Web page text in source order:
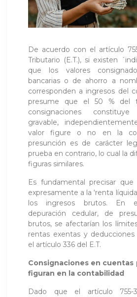
De acuerdo con el artículo
Tributario (E.T.), si existen
que los valores
bancarias o de ahorro a
corresponden a ingresos del
presume que el 50 % del
consignaciones
gravable,
valor figure o no en la
presunción es de carácter
prueba en contrario, lo cual la
figuras similares.
Es fundamental precisar
expresamente a la ‘renta
los ingresos brutos. En
depuración cedular, de
brutos, se afectarían los
rentas exentas y
el artículo 336 del E.T.
Consignaciones en cuentas
figuran en la contabilidad
Dado que el artículo